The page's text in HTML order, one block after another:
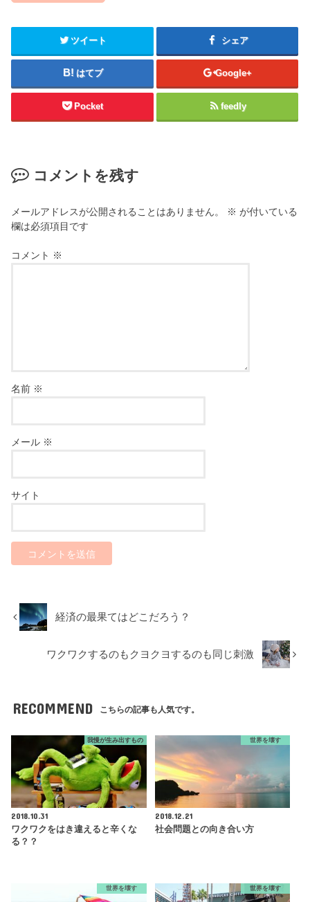
ツイート シェア
はてブ Google+
Pocket feedly
コメントを残す
メールアドレスが公開されることはありません。 ※ が付いている
欄は必須項目です
コメント ※
名前 ※
メール ※
サイト
経済の最果てはどこだろう？
ワクワクするのもクヨクヨするのも同じ刺激
RECOMMEND こちらの記事も人気です。
我慢が生み出すもの
2018.10.31
ワクワクをはき違えると辛くな
る？？
世界を壊す
2018.12.21
社会問題との向き合い方
世界を壊す 世界を壊す